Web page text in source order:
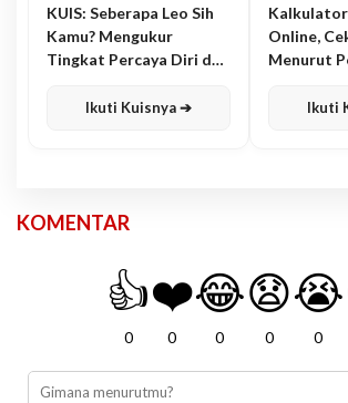
KUIS: Seberapa Leo Sih
Kamu? Mengukur
Tingkat Percaya Diri dan
Ikuti Kuisnya ➔
Online,
Menurut
Ikuti
KOMENTAR
👍
0
❤️
0
😂
0
😧
0
😭
0